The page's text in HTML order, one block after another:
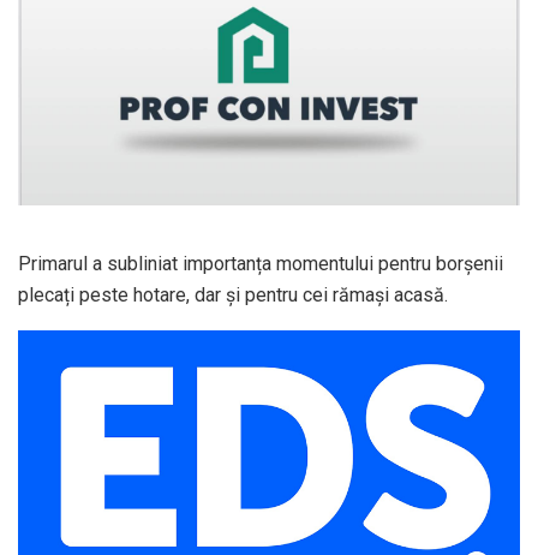
Primarul a subliniat importanța momentului pentru borșenii
plecați peste hotare, dar și pentru cei rămași acasă.